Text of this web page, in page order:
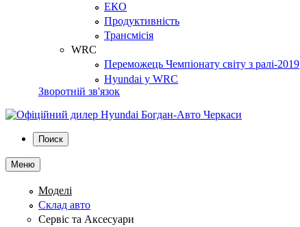
ЕКО
Продуктивність
Трансмісія
WRC
Переможець Чемпіонату світу з ралі-2019
Hyundai у WRC
Зворотній зв'язок
Поиск
Меню
Моделі
Склад авто
Сервіс та Аксесуари